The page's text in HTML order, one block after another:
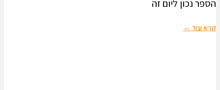
הספר נכון ליום זה
קרא עוד ←